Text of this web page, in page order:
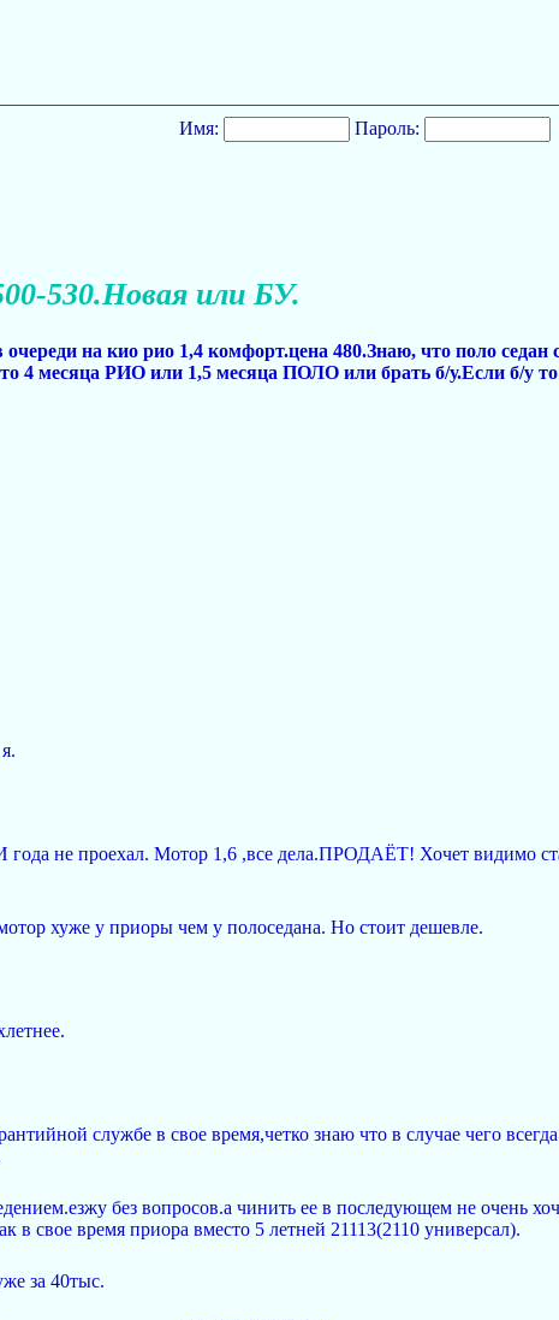
Имя: Пароль:
530.Новая или БУ.
на кио рио 1,4 комфорт.цена 480.Знаю, что поло седан
4 месяца РИО или 1,5 месяца ПОЛО или брать б/у.Если б/у
не проехал. Мотор 1,6 ,все дела.ПРОДАЁТ! Хочет видимо
хуже у приоры чем у полоседана. Но стоит дешевле.
службе в свое время,четко знаю что в случае чего
без вопросов.а чинить ее в последующем не очень
в свое время приора вместо 5 летней 21113(2110 универсал).
за 40тыс.